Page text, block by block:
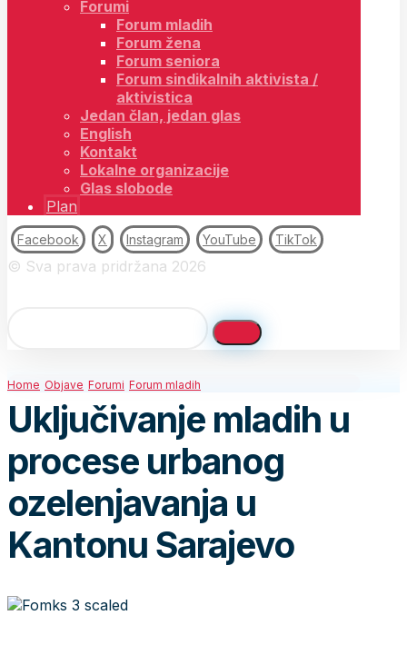
Forumi
Forum mladih
Forum žena
Forum seniora
Forum sindikalnih aktivista /
aktivistica
Jedan član, jedan glas
English
Kontakt
Lokalne organizacije
Glas slobode
Plan
Facebook X Instagram YouTube TikTok
© Sva prava pridržana 2026
Home Objave Forumi Forum mladih
Uključivanje mladih u
procese urbanog
ozelenjavanja u
Kantonu Sarajevo